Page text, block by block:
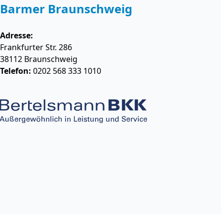
Barmer Braunschweig
Adresse:
Frankfurter Str. 286
38112 Braunschweig
Telefon: 0202 568 333 1010